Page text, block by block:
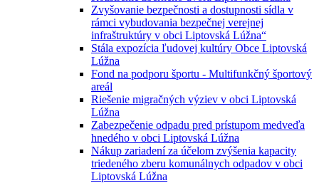
Zvyšovanie bezpečnosti a dostupnosti sídla v
rámci vybudovania bezpečnej verejnej
infraštruktúry v obci Liptovská Lúžna“
Stála expozícia ľudovej kultúry Obce Liptovská
Lúžna
Fond na podporu športu - Multifunkčný športový
areál
Riešenie migračných výziev v obci Liptovská
Lúžna
Zabezpečenie odpadu pred prístupom medveďa
hnedého v obci Liptovská Lúžna
Nákup zariadení za účelom zvýšenia kapacity
triedeného zberu komunálnych odpadov v obci
Liptovská Lúžna